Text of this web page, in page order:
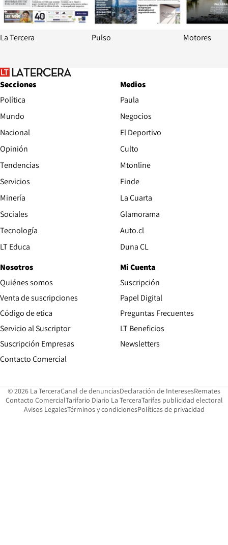
La Tercera Pulso Motores
Secciones
Política
Mundo
Nacional
Opinión
Tendencias
Servicios
Minería
Sociales
Tecnología
LT Educa
Medios
Paula
Negocios
El Deportivo
Culto
Mtonline
Finde
La Cuarta
Glamorama
Auto.clOpens in new window
Duna CLOpens in new window
Nosotros
Quiénes somos
Venta de suscripciones
Código de etica Opens in new window
Servicio al Suscriptor
Suscripción Empresas
Contacto ComercialOpens in new window
Mi Cuenta
Suscripción
Papel DigitalOpens in new
Preguntas Frecuentes
LT Beneficios
Newsletters
© 2026 La TerceraCanal de denunciasOpens in new window
Declaración de InteresesOpens in
Remates
Contacto ComercialOpens in new window
Tarifario Diario La TerceraOpens in new window
Tarifas publicidad electoral
Avisos LegalesOpens in new window
Términos y condicionesPolíticas de privacidad